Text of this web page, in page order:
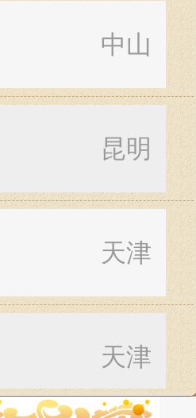
中山
昆明
天津
天津